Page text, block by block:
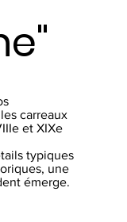
carreaux
et XIXe
typiques
une
émerge.